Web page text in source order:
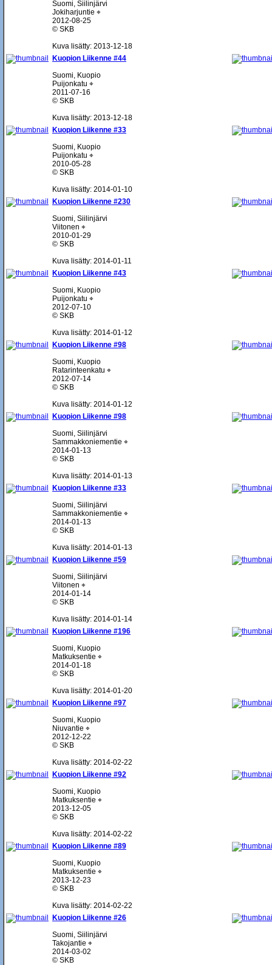
Suomi, Siilinjärvi
Jokiharjuntie ⌖
2012-08-25
© SKB
Kuva lisätty: 2013-12-18
Kuopion Liikenne #44
Suomi, Kuopio
Puijonkatu ⌖
2011-07-16
© SKB
Kuva lisätty: 2013-12-18
Kuopion Liikenne #33
Suomi, Kuopio
Puijonkatu ⌖
2010-05-28
© SKB
Kuva lisätty: 2014-01-10
Kuopion Liikenne #230
Suomi, Siilinjärvi
Viitonen ⌖
2010-01-29
© SKB
Kuva lisätty: 2014-01-11
Kuopion Liikenne #43
Suomi, Kuopio
Puijonkatu ⌖
2012-07-10
© SKB
Kuva lisätty: 2014-01-12
Kuopion Liikenne #98
Suomi, Kuopio
Ratarinteenkatu ⌖
2012-07-14
© SKB
Kuva lisätty: 2014-01-12
Kuopion Liikenne #98
Suomi, Siilinjärvi
Sammakkoniementie ⌖
2014-01-13
© SKB
Kuva lisätty: 2014-01-13
Kuopion Liikenne #33
Suomi, Siilinjärvi
Sammakkoniementie ⌖
2014-01-13
© SKB
Kuva lisätty: 2014-01-13
Kuopion Liikenne #59
Suomi, Siilinjärvi
Viitonen ⌖
2014-01-14
© SKB
Kuva lisätty: 2014-01-14
Kuopion Liikenne #196
Suomi, Kuopio
Matkuksentie ⌖
2014-01-18
© SKB
Kuva lisätty: 2014-01-20
Kuopion Liikenne #97
Suomi, Kuopio
Niuvantie ⌖
2012-12-22
© SKB
Kuva lisätty: 2014-02-22
Kuopion Liikenne #92
Suomi, Kuopio
Matkuksentie ⌖
2013-12-05
© SKB
Kuva lisätty: 2014-02-22
Kuopion Liikenne #89
Suomi, Kuopio
Matkuksentie ⌖
2013-12-23
© SKB
Kuva lisätty: 2014-02-22
Kuopion Liikenne #26
Suomi, Siilinjärvi
Takojantie ⌖
2014-03-02
© SKB